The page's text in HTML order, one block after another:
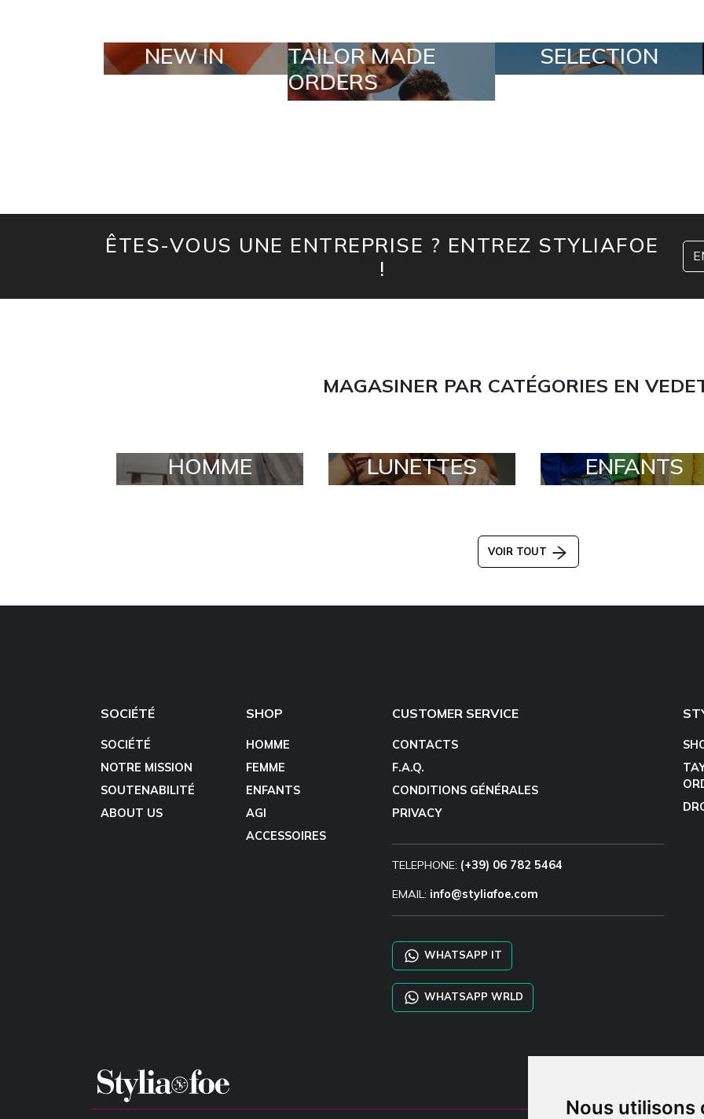
Nous utilisons
TAILOR MADE
ORDERS
SELECTION SPECIAL
ÊTES-VOUS UNE ENTREPRISE ? ENTREZ STYLIAFOE
!
MAGASINER PAR CATÉGORIES EN
HOMME LUNETTES ENFANTS
VOIR TOUT
SOCIÉTÉ
SOCIÉTÉ
NOTRE MISSION
SOUTENABILITÉ
ABOUT US
SHOP
HOMME
FEMME
ENFANTS
AGI
ACCESSOIRES
CUSTOMER SERVICE
CONTACTS
F.A.Q.
CONDITIONS GÉNÉRALES
PRIVACY
TELEPHONE: (+39) 06 782 5464
EMAIL: info@styliafoe.com
WHATSAPP IT
WHATSAPP WRLD